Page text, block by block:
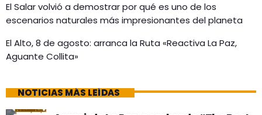
El Salar volvió a demostrar por qué es uno de los
escenarios naturales más impresionantes del planeta
El Alto, 8 de agosto: arranca la Ruta «Reactiva La Paz,
Aguante Collita»
NOTICIAS MÁS LEÍDAS